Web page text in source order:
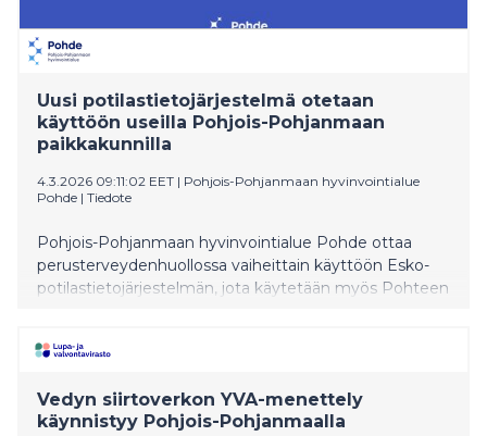
Uusi potilastietojärjestelmä otetaan
käyttöön useilla Pohjois-Pohjanmaan
paikkakunnilla
4.3.2026 09:11:02 EET | Pohjois-Pohjanmaan hyvinvointialue
Pohde | Tiedote
Pohjois-Pohjanmaan hyvinvointialue Pohde ottaa
perusterveydenhuollossa vaiheittain käyttöön Esko-
potilastietojärjestelmän, jota käytetään myös Pohteen
Alavieska, Haapajärvi, Haapavesi, Ii, Kärsämäki,
Pyhäjoki, Pyhäjärvi, Pyhäntä, Raahe, Reisjärvi, Sievi,
Siikajoki, Taivalkoski, Utajärvi, Vaala, Ylivieska.
Vedyn siirtoverkon YVA-menettely
käynnistyy Pohjois-Pohjanmaalla